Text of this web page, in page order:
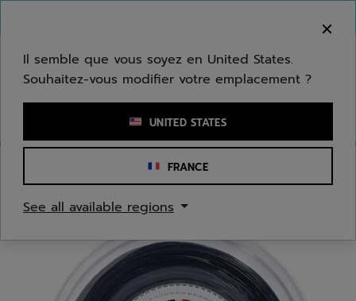
Saisir un mot clé ou un numéro d'article
Il semble que vous soyez en United States.
Souhaitez-vous modifier votre emplacement ?
UNITED STATES
FRANCE
See all available regions